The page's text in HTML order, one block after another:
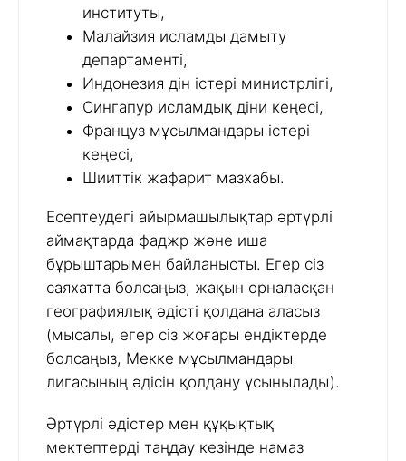
институты,
Малайзия исламды дамыту
департаменті,
Индонезия дін істері министрлігі,
Сингапур исламдық діни кеңесі,
Француз мұсылмандары істері
кеңесі,
Шииттік жафарит мазхабы.
Есептеудегі айырмашылықтар әртүрлі
аймақтарда фаджр және иша
бұрыштарымен байланысты. Егер сіз
саяхатта болсаңыз, жақын орналасқан
географиялық әдісті қолдана аласыз
(мысалы, егер сіз жоғары ендіктерде
болсаңыз, Мекке мұсылмандары
лигасының әдісін қолдану ұсынылады).
Әртүрлі әдістер мен құқықтық
мектептерді таңдау кезінде намаз